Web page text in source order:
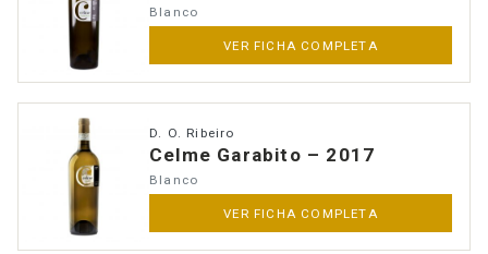
Blanco
VER FICHA COMPLETA
D. O. Ribeiro
Celme Garabito – 2017
Blanco
VER FICHA COMPLETA